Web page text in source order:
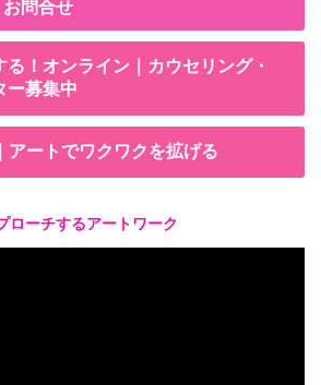
問合せ
る！オンライン｜カウセリング・
ー募集中
アートでワクワクを拡げる
ローチするアートワーク